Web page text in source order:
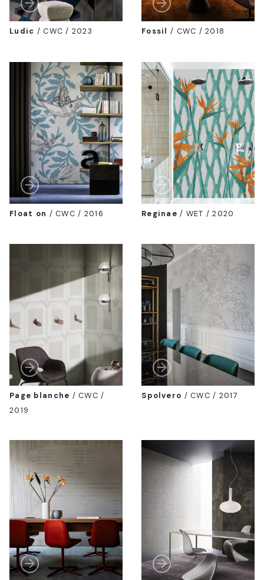
Ludic /CWC / 2023 Fossil / CWC / 2018
Float on /CWC / 2016 Reginae / WET / 2020
Page blanche /CWC /
2019
Spolvero /CWC / 2017